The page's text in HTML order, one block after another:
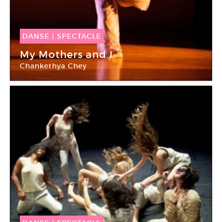
DANSE | SPECTACLE
17 Fév -20 Fév 2016
My Mothers and I
Chankethya Chey